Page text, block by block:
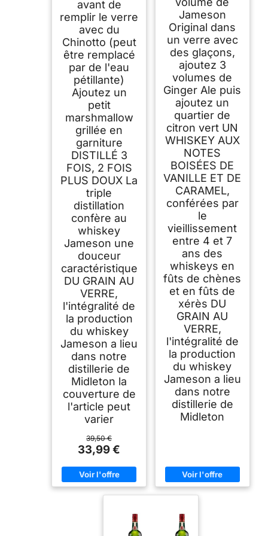
avant de
remplir le verre
avec du
Chinotto (peut
être remplacé
par de l'eau
pétillante)
Ajoutez un
petit
marshmallow
grillée en
garniture
DISTILLÉ 3
FOIS, 2 FOIS
PLUS DOUX La
triple
distillation
confère au
whiskey
Jameson une
douceur
caractéristique
DU GRAIN AU
VERRE,
l'intégralité de
la production
du whiskey
Jameson a lieu
dans notre
distillerie de
Midleton la
couverture de
l'article peut
varier
39,50 €
33,99 €
Jameson
Original dans
un verre avec
des glaçons,
ajoutez 3
volumes de
Ginger Ale puis
ajoutez un
quartier de
citron vert UN
WHISKEY AUX
NOTES
BOISÉES DE
VANILLE ET DE
CARAMEL,
conférées par
le
vieillissement
entre 4 et 7
ans des
whiskeys en
fûts de chènes
et en fûts de
xérès DU
GRAIN AU
VERRE,
l'intégralité de
la production
du whiskey
Jameson a lieu
dans notre
distillerie de
Midleton